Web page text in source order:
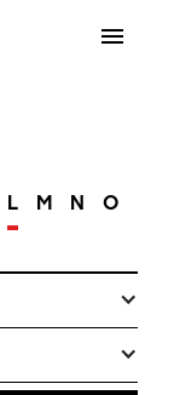
L M N O